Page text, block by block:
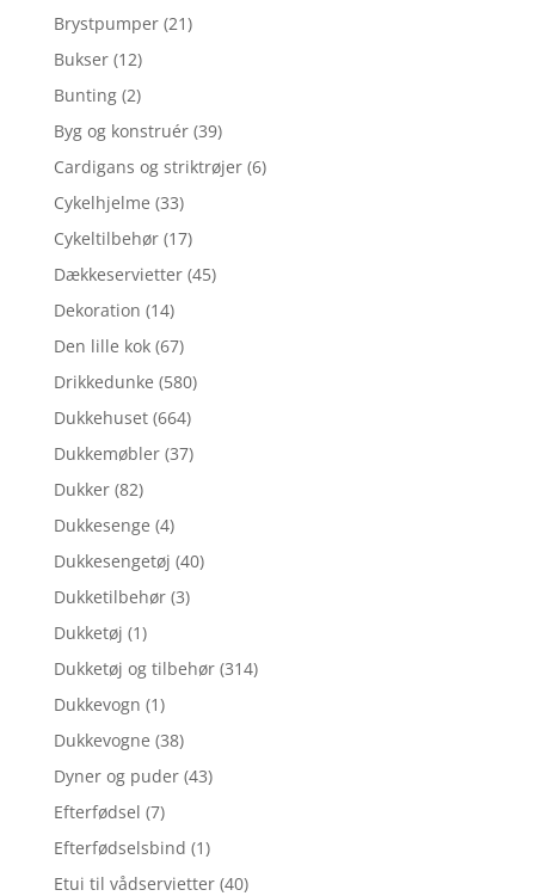
Brystpumper (21)
Bukser (12)
Bunting (2)
Byg og konstruér (39)
Cardigans og striktrøjer (6)
Cykelhjelme (33)
Cykeltilbehør (17)
Dækkeservietter (45)
Dekoration (14)
Den lille kok (67)
Drikkedunke (580)
Dukkehuset (664)
Dukkemøbler (37)
Dukker (82)
Dukkesenge (4)
Dukkesengetøj (40)
Dukketilbehør (3)
Dukketøj (1)
Dukketøj og tilbehør (314)
Dukkevogn (1)
Dukkevogne (38)
Dyner og puder (43)
Efterfødsel (7)
Efterfødselsbind (1)
Etui til vådservietter (40)